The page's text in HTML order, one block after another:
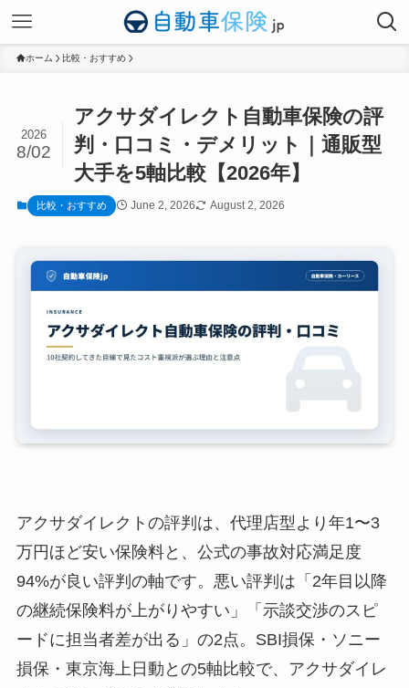
ホーム 比較・おすすめ
アクサダイレクト自動車保険の評
判・口コミ・デメリット｜通販型
大手を5軸比較【2026年】
2026
8/02
比較・おすすめ June 2, 2026 August 2, 2026
アクサダイレクトの評判は、代理店型より年1〜3
万円ほど安い保険料と、公式の事故対応満足度
94%が良い評判の軸です。悪い評判は「2年目以降
の継続保険料が上がりやすい」「示談交渉のスピ
ードに担当者差が出る」の2点。SBI損保・ソニー
損保・東京海上日動との5軸比較で、アクサダイレ